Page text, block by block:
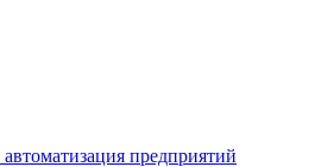
предприятий